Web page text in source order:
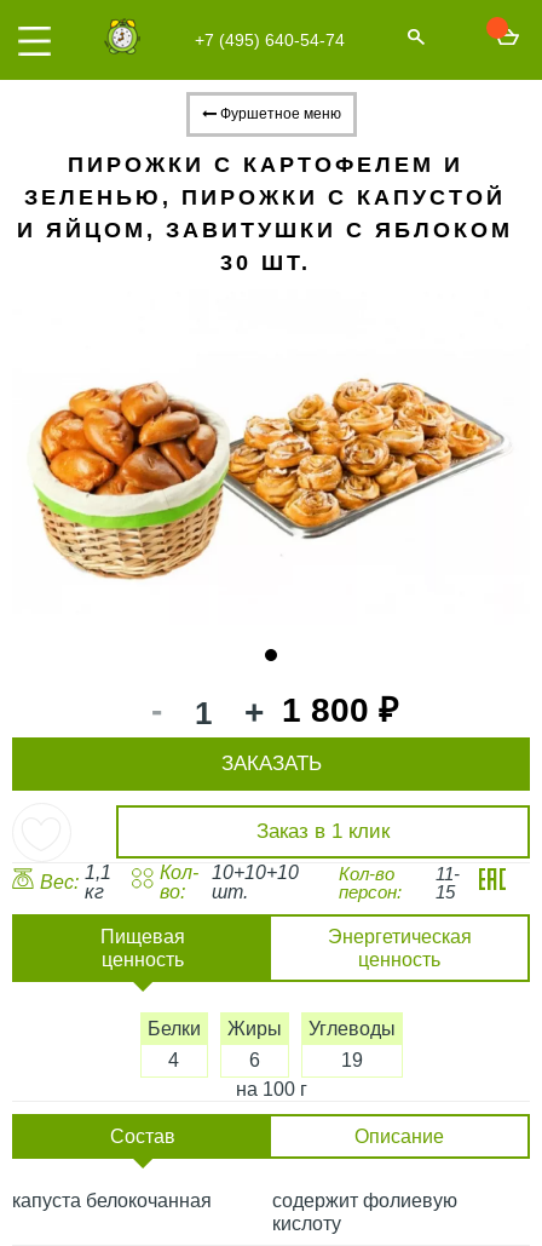
+7 (495) 640-54-74
Фуршетное меню
ПИРОЖКИ С КАРТОФЕЛЕМ И
ЗЕЛЕНЬЮ, ПИРОЖКИ С КАПУСТОЙ
И ЯЙЦОМ, ЗАВИТУШКИ С ЯБЛОКОМ
30 ШТ.
- + 1 800 ₽
Заказ в 1 клик
ЗАКАЗАТЬ
Вес: 1,1
кг
Кол-
во:
10+10+10
шт.
Кол-во
персон:
11-
15
Пищевая
ценность
Энергетическая
ценность
Белки
4
Жиры
6
Углеводы
19
на 100 г
Состав Описание
капуста белокочанная
содержит фолиевую
кислоту